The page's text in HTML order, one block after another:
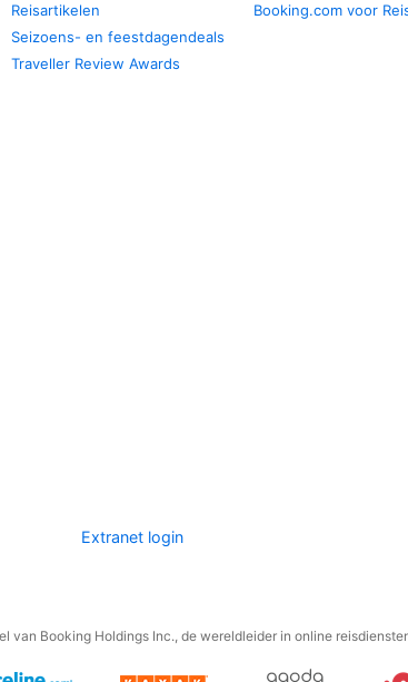
Reisartikelen
Seizoens- en feestdagendeals
Traveller Review Awards
Booking.com voor
Extranet login
van Booking Holdings Inc., de wereldleider in online